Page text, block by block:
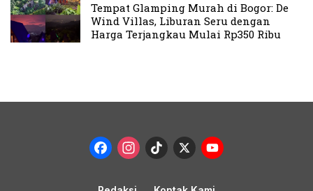
Tempat Glamping Murah di Bogor: De
Wind Villas, Liburan Seru dengan
Harga Terjangkau Mulai Rp350 Ribu
Facebook
Instagram
TikTok
X